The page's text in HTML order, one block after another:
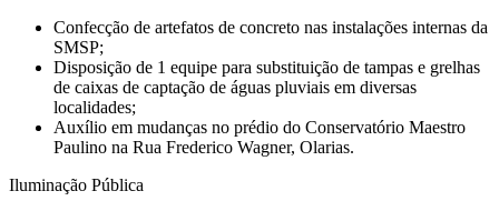
Confecção de artefatos de concreto nas instalações internas da
SMSP;
Disposição de 1 equipe para substituição de tampas e grelhas
de caixas de captação de águas pluviais em diversas
localidades;
Auxílio em mudanças no prédio do Conservatório Maestro
Paulino na Rua Frederico Wagner, Olarias.
Iluminação Pública